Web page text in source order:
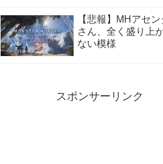
【悲報】MHアセ
さん、全く盛り上
ない模様
スポンサーリンク